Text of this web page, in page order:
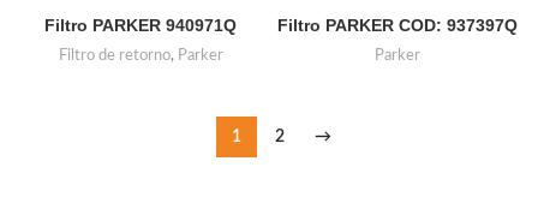
Filtro PARKER 940971Q
Filtro de retorno, Parker
Filtro PARKER COD: 937397Q
Parker
1 2 →